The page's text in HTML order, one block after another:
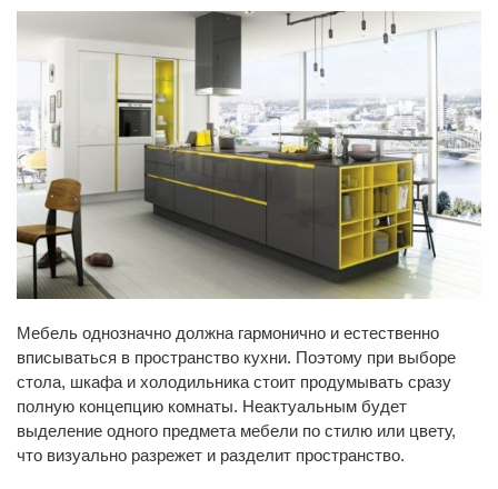
Мебель однозначно должна гармонично и естественно
вписываться в пространство кухни. Поэтому при выборе
стола, шкафа и холодильника стоит продумывать сразу
полную концепцию комнаты. Неактуальным будет
выделение одного предмета мебели по стилю или цвету,
что визуально разрежет и разделит пространство.